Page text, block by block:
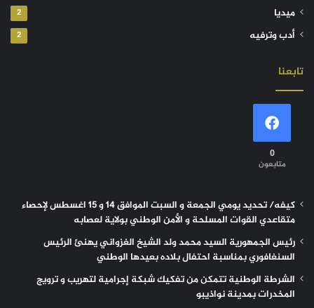
ميديا 2
أدب وترفيه 2
تابعنا
0
متابعون
كيفه/ تحديد يومي الجمعة و السبت الموافق 14 و 15 اغسطس لإحصاء
متقاعدي القوات المسلحة و الأمن الوطني بولاية لعصابه
رئيس الجمهورية السيد محمد ولد الشيخ الغزواني يهنئ الرئيس
السنغافوري بمناسبة احتفال بلاده بعيدها الوطني
الشرطة الوطنية تتمكن من تفكيك شبكة إجرامية لتهريب و ترويج
المخدرات بمدينة نواذيبو